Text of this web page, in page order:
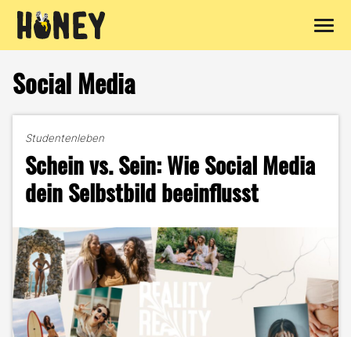
Inhalt
springen
Social Media
Studentenleben
Schein vs. Sein: Wie Social Media
dein Selbstbild beeinflusst